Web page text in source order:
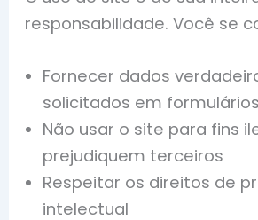
responsabilidade. Você se
Fornecer dados
solicitados em
Não usar o site para fins
prejudiquem terceiros
Respeitar os direitos de
intelectual